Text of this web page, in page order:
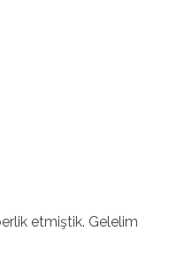
etmiştik. Gelelim